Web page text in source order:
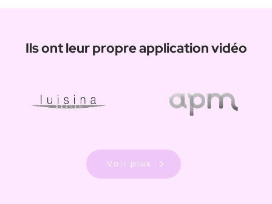
Ils ont leur propre application vidéo
Voir plus